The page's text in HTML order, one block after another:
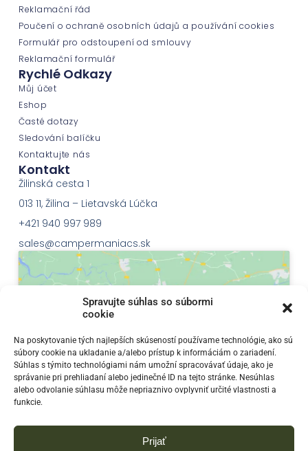
Spravujte súhlas so súbormi
cookie
Na poskytovanie tých najlepších skúseností používame technológie, ako sú
súbory cookie na ukladanie a/alebo prístup k informáciám o zariadení.
Súhlas s týmito technológiami nám umožní spracovávať údaje, ako je
správanie pri prehliadaní alebo jedinečné ID na tejto stránke. Nesúhlas
alebo odvolanie súhlasu môže nepriaznivo ovplyvniť určité vlastnosti a
funkcie.
Prijať
Reklamační řád
Poučení o ochraně osobních údajů a používání cookies
Formulář pro odstoupení od smlouvy
Reklamační formulář
Rychlé Odkazy
Můj účet
Eshop
Časté dotazy
Sledování balíčku
Kontaktujte nás
Kontakt
Žilinská cesta 1
013 11, Žilina – Lietavská Lúčka
+421 940 997 989
sales@campermaniacs.sk
Klepnutím přijměte marketingové soubory
cookie a povolte tento obsah